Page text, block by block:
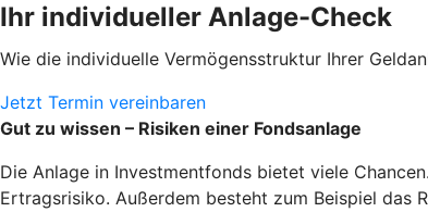
Ihr individueller Anlage-Check
Wie die individuelle Vermögensstruktur Ihrer
Jetzt Termin vereinbaren
Gut zu wissen – Risiken einer Fondsanlage
Die Anlage in Investmentfonds bietet viele
Ertragsrisiko. Außerdem besteht zum Beispiel das